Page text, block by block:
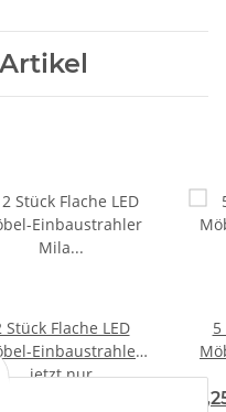
Stück Flache LED
Einbaustrahler
- LED jetzt nur
€
5
Mila 12V -